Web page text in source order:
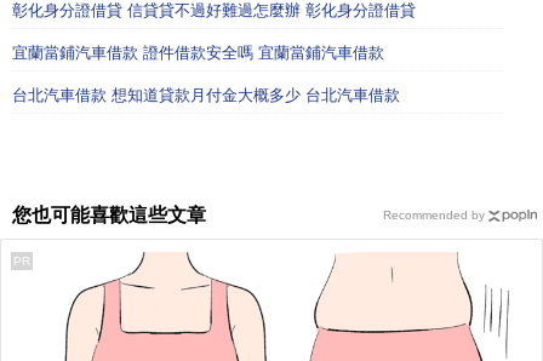
彰化身分證借貸 信貸貸不過好難過怎麼辦 彰化身分證借貸
宜蘭當鋪汽車借款 證件借款安全嗎 宜蘭當鋪汽車借款
台北汽車借款 想知道貸款月付金大概多少 台北汽車借款
您也可能喜歡這些文章
PR
Recommended by